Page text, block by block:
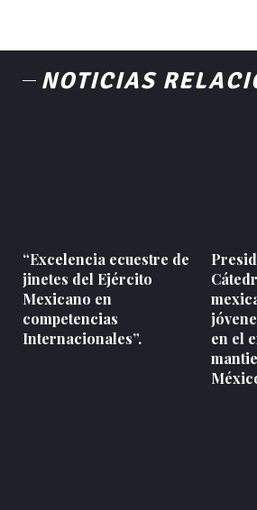
NOTICIAS
“Excelencia ecuestre de
jinetes del Ejército
Mexicano en
competencias
Internacionales”.
en el